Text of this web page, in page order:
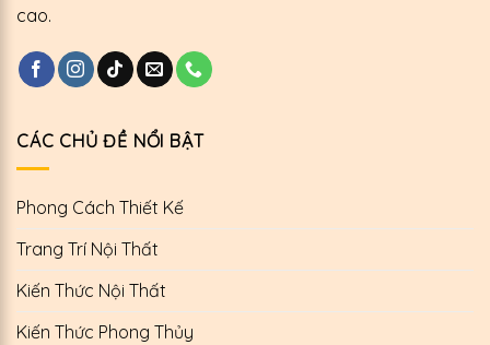
cao.
CÁC CHỦ ĐỀ NỔI BẬT
Phong Cách Thiết Kế
Trang Trí Nội Thất
Kiến Thức Nội Thất
Kiến Thức Phong Thủy